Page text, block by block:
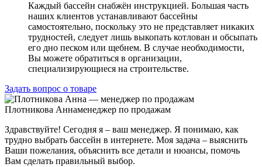
Каждый бассейн снабжён инструкцией. Большая часть
наших клиентов устанавливают бассейны
самостоятельно, поскольку это не представляет никаких
трудностей, следует лишь выкопать котлован и обсыпать
его дно песком или щебнем. В случае необходимости,
Вы можете обратиться в организации,
специализирующиеся на строительстве.
Задать вопрос о товаре
Плотникова Аннаменеджер по продажам
Здравствуйте! Сегодня я – ваш менеджер. Я понимаю, как
трудно выбрать бассейн в интернете. Моя задача – выяснить
Ваши пожелания, объяснить все детали и нюансы, помочь
Вам сделать правильный выбор.